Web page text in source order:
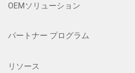
OEMソリューション
パートナー プログラム
リソース